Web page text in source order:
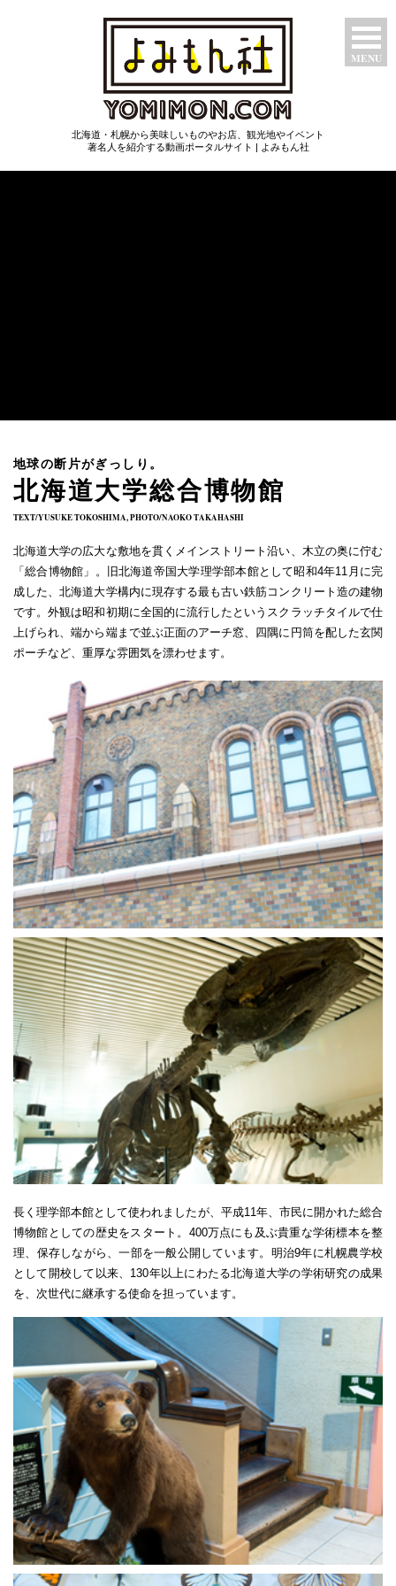
MENU
北海道・札幌から美味しいものやお店、観光地やイベント
著名人を紹介する動画ポータルサイト | よみもん社
地球の断片がぎっしり。
北海道大学総合博物館
TEXT/YUSUKE TOKOSHIMA, PHOTO/NAOKO TAKAHASHI
北海道大学の広大な敷地を貫くメインストリート沿い、木立の奥に佇む
「総合博物館」。旧北海道帝国大学理学部本館として昭和4年11月に完
成した、北海道大学構内に現存する最も古い鉄筋コンクリート造の建物
です。外観は昭和初期に全国的に流行したというスクラッチタイルで仕
上げられ、端から端まで並ぶ正面のアーチ窓、四隅に円筒を配した玄関
ポーチなど、重厚な雰囲気を漂わせます。
長く理学部本館として使われましたが、平成11年、市民に開かれた総合
博物館としての歴史をスタート。400万点にも及ぶ貴重な学術標本を整
理、保存しながら、一部を一般公開しています。明治9年に札幌農学校
として開校して以来、130年以上にわたる北海道大学の学術研究の成果
を、次世代に継承する使命を担っています。